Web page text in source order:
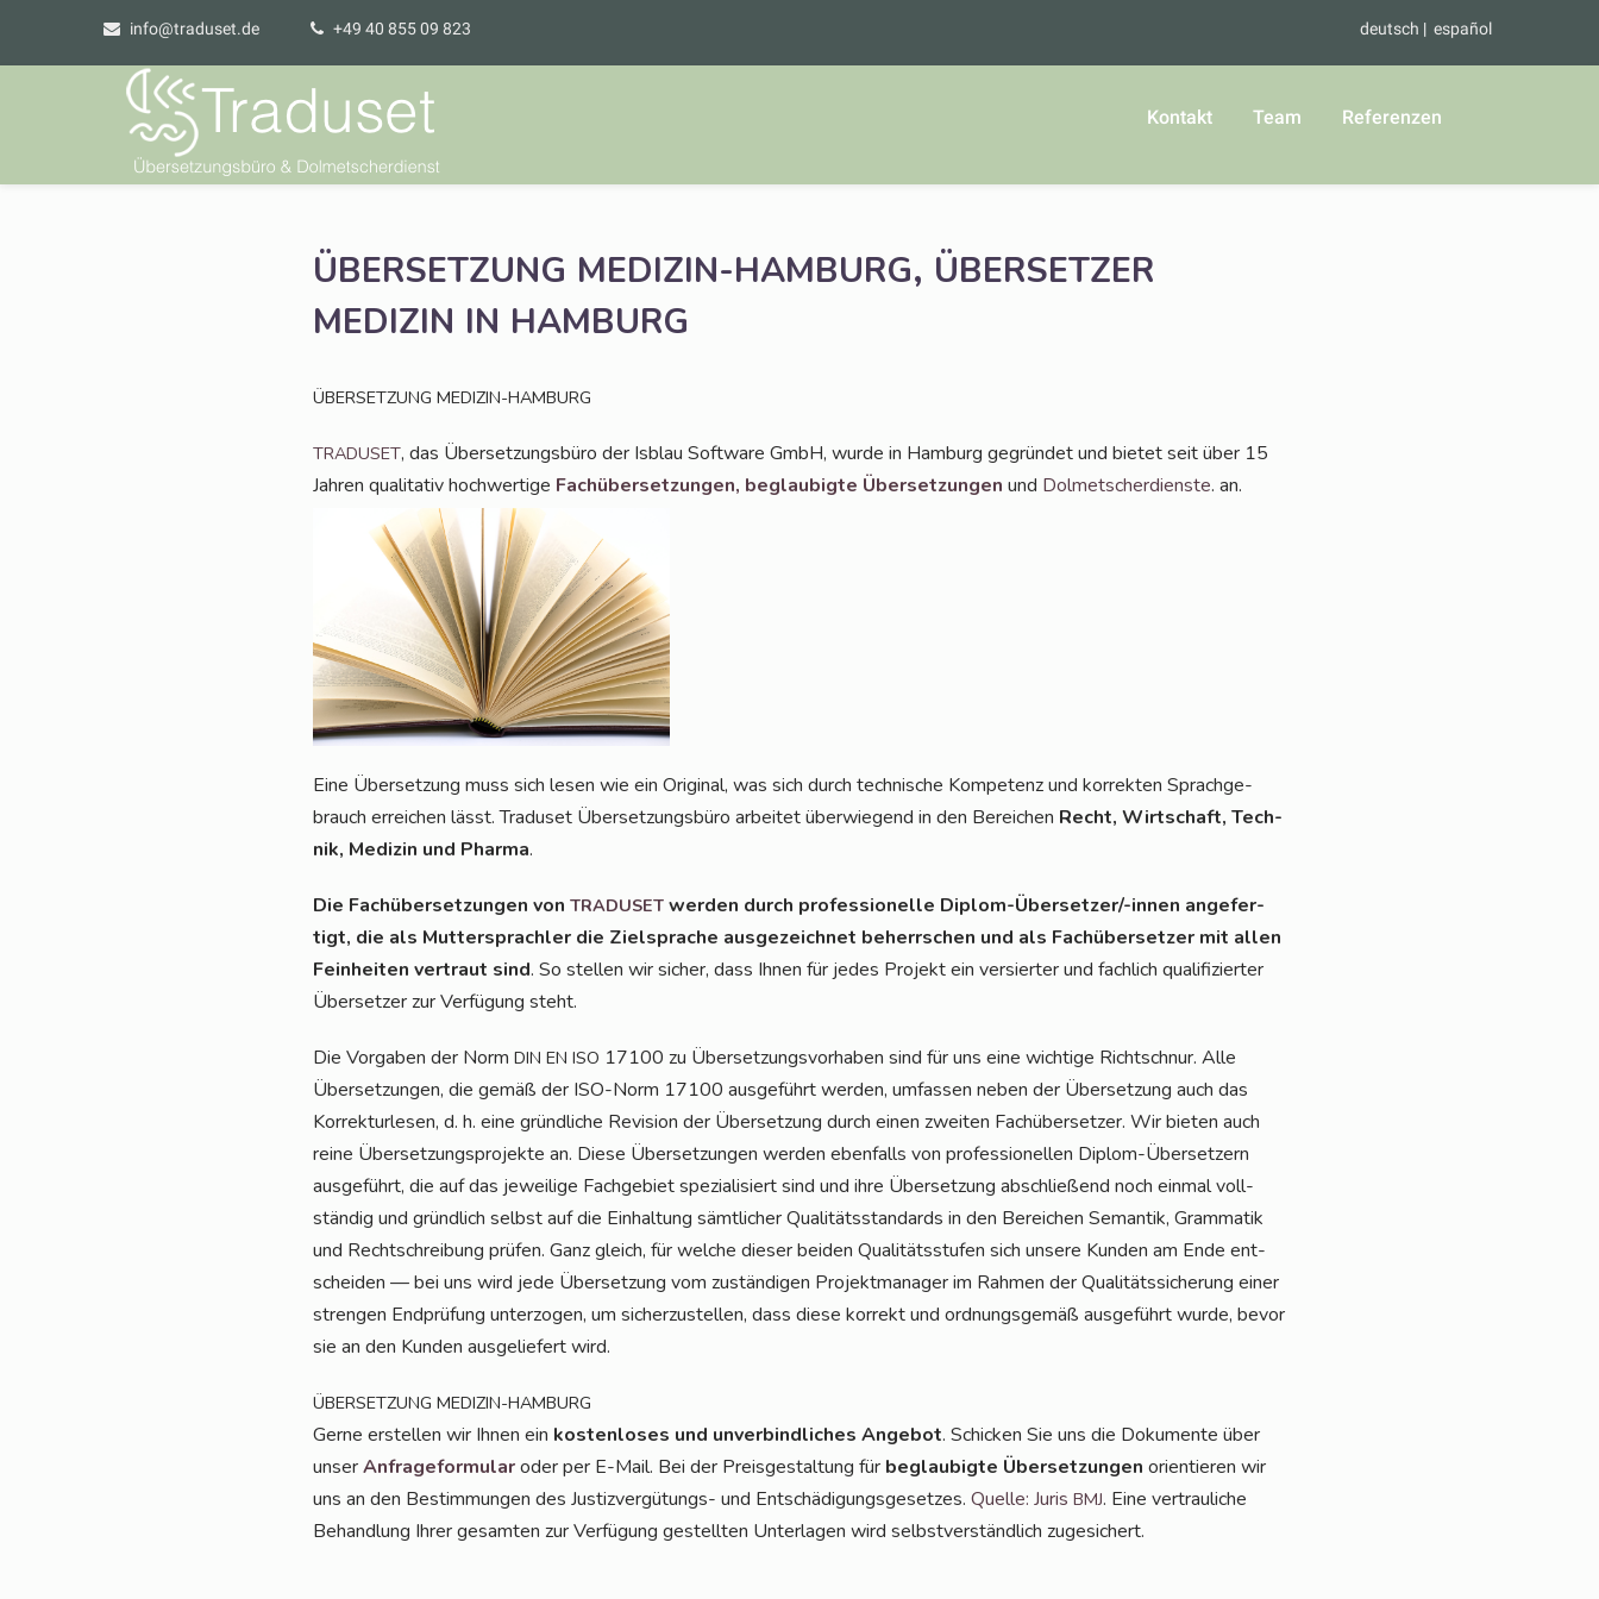
info@traduset.de +49 40 855 09 823 deutsch español
Kontakt Team Referenzen
ÜBERSETZUNG MEDIZIN-HAMBURG, ÜBERSETZER
MEDIZIN IN HAMBURG
ÜBERSETZUNG MEDIZIN-HAMBURG
TRADUSET, das Über­set­zungs­bü­ro der Isblau Soft­ware GmbH, wur­de in Ham­burg gegrün­det und bie­tet seit über 15
Jah­ren qua­li­ta­tiv hoch­wer­ti­ge Fach­über­set­zun­gen, beglau­big­te Über­set­zun­gen und Dol­met­scher­diens­te. an.
Eine Über­set­zung muss sich lesen wie ein Ori­gi­nal, was sich durch tech­ni­sche Kom­pe­tenz und kor­rek­ten Sprach­ge­
brauch errei­chen lässt. Tra­du­set Über­set­zungs­bü­ro arbei­tet über­wie­gend in den Berei­chen Recht, Wirt­schaft, Tech­
nik, Medi­zin und Phar­ma.
Die Fach­über­set­zun­gen von TRADUSETwer­den durch pro­fes­sio­nel­le Diplom-Über­set­zer/-innen ange­fer­
tigt, die als Mut­ter­sprach­ler die Ziel­spra­che aus­ge­zeich­net beherr­schen und als Fach­über­set­zer mit allen
Fein­hei­ten ver­traut sind. So stel­len wir sicher, dass Ihnen für jedes Pro­jekt ein ver­sier­ter und fach­lich qua­li­fi­zier­ter
Über­set­zer zur Ver­fü­gung steht.
Die Vor­ga­ben der Norm DIN EN ISO 17100 zu Über­set­zungs­vor­ha­ben sind für uns eine wich­ti­ge Richt­schnur. Alle
Über­set­zun­gen, die gemäß der ISO-Norm 17100 aus­ge­führt wer­den, umfas­sen neben der Über­set­zung auch das
Kor­rek­tur­le­sen, d. h. eine gründ­li­che Revi­si­on der Über­set­zung durch einen zwei­ten Fach­über­set­zer. Wir bie­ten auch
rei­ne Über­set­zungs­pro­jek­te an. Die­se Über­set­zun­gen wer­den eben­falls von pro­fes­sio­nel­len Diplom-Über­set­zern
aus­ge­führt, die auf das jewei­li­ge Fach­ge­biet spe­zia­li­siert sind und ihre Über­set­zung abschlie­ßend noch ein­mal voll­
stän­dig und gründ­lich selbst auf die Ein­hal­tung sämt­li­cher Qua­li­täts­stan­dards in den Berei­chen Seman­tik, Gram­ma­tik
und Recht­schrei­bung prü­fen. Ganz gleich, für wel­che die­ser bei­den Qua­li­täts­stu­fen sich unse­re Kun­den am Ende ent­
schei­den — bei uns wird jede Über­set­zung vom zustän­di­gen Pro­jekt­ma­na­ger im Rah­men der Qua­li­täts­si­che­rung einer
stren­gen End­prü­fung unter­zo­gen, um sicher­zu­stel­len, dass die­se kor­rekt und ord­nungs­ge­mäß aus­ge­führt wur­de, bevor
sie an den Kun­den aus­ge­lie­fert wird.
ÜBERSETZUNG MEDIZIN-HAMBURG
Ger­ne erstel­len wir Ihnen ein kos­ten­lo­ses und unver­bind­li­ches Ange­bot. Schi­cken Sie uns die Doku­men­te über
unserAnfra­ge­for­mu­laroder per E-Mail. Bei der Preis­ge­stal­tung für beglau­big­te Über­set­zun­gen ori­en­tie­ren wir
uns an den Bestim­mun­gen des Jus­tiz­ver­gü­tungs- und Ent­schä­di­gungs­ge­set­zes. Quel­le: Juris BMJ. Eine ver­trau­li­che
Behand­lung Ihrer gesam­ten zur Ver­fü­gung gestell­ten Unter­la­gen wird selbst­ver­ständ­lich zugesichert.